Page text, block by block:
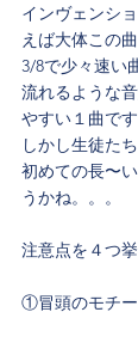
インヴェンシ
えば大体この曲
3/8で少々速い
流れるような
やすい１曲です
しかし生徒た
初めての長〜
うかね。。。
注意点を４つ
①冒頭のモチ